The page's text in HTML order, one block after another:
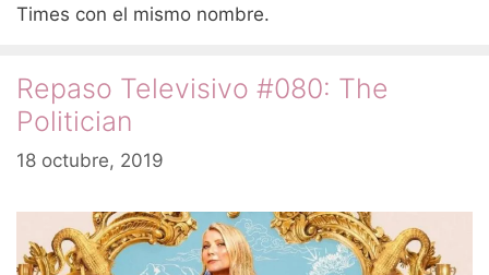
Times con el mismo nombre.
Repaso Televisivo #080: The
Politician
18 octubre, 2019